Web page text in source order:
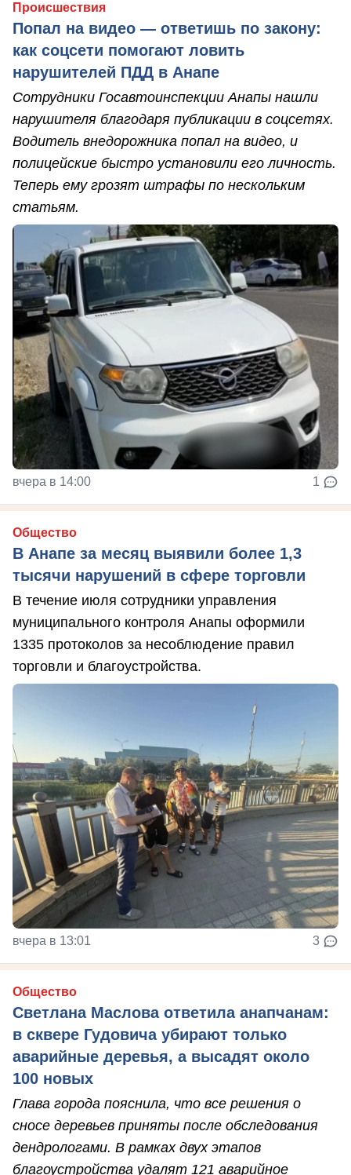
Происшествия
Попал на видео — ответишь по закону:
как соцсети помогают ловить
нарушителей ПДД в Анапе
Сотрудники Госавтоинспекции Анапы нашли
нарушителя благодаря публикации в соцсетях.
Водитель внедорожника попал на видео, и
полицейские быстро установили его личность.
Теперь ему грозят штрафы по нескольким
статьям.
вчера в 14:00 1
Общество
В Анапе за месяц выявили более 1,3
тысячи нарушений в сфере торговли
В течение июля сотрудники управления
муниципального контроля Анапы оформили
1335 протоколов за несоблюдение правил
торговли и благоустройства.
вчера в 13:01 3
Общество
Светлана Маслова ответила анапчанам:
в сквере Гудовича убирают только
аварийные деревья, а высадят около
100 новых
Глава города пояснила, что все решения о
сносе деревьев приняты после обследования
дендрологами. В рамках двух этапов
благоустройства удалят 121 аварийное